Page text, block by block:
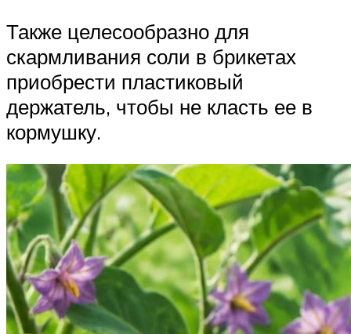
Также целесообразно для
скармливания соли в брикетах
приобрести пластиковый
держатель, чтобы не класть ее в
кормушку.